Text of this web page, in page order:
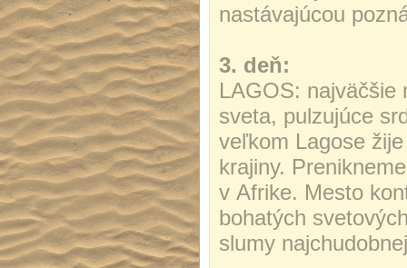
nastávajúcou
3. deň:
LAGOS: najväčšie
sveta, pulzujúce
veľkom Lagose
krajiny.
v Afrike. Mesto
bohatých
slumy